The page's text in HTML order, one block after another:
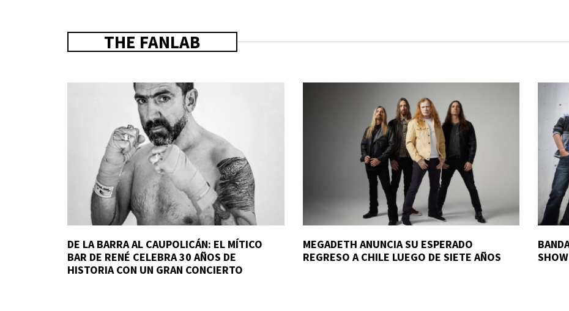
THE FANLAB
DE LA BARRA AL CAUPOLICÁN: EL MÍTICO
BAR DE RENÉ CELEBRA 30 AÑOS DE
HISTORIA CON UN GRAN CONCIERTO
MEGADETH ANUNCIA SU ESPERADO
REGRESO A CHILE LUEGO DE SIETE AÑOS